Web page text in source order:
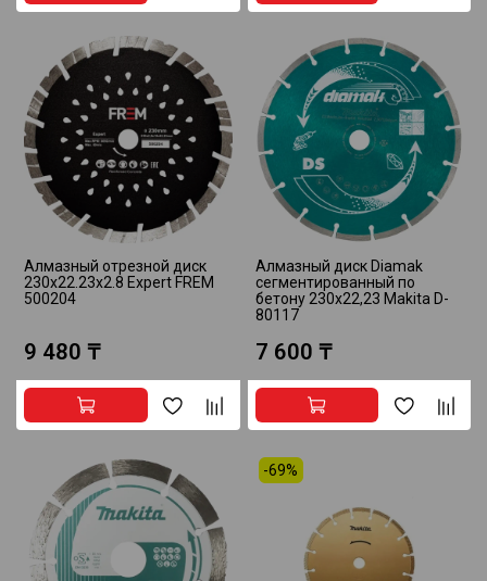
Алмазный отрезной диск
230x22.23x2.8 Expert FREM
500204
9 480 ₸
Алмазный диск Diamak
сегментированный по
бетону 230x22,23 Makita D-
80117
7 600 ₸
-69%